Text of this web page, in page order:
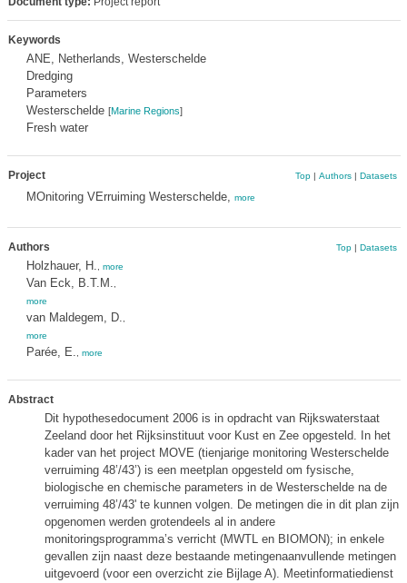
Keywords
ANE, Netherlands, Westerschelde
Dredging
Parameters
Westerschelde [Marine Regions]
Fresh water
Project Top| Authors| Datasets
MOnitoring VErruiming Westerschelde, more
Authors Top| Datasets
Holzhauer, H. more
Van Eck, B.T.M.
more
van Maldegem, D.
more
Parée, E. more
Abstract
Dit hypothesedocument 2006 is in opdracht van Rijkswaterstaat
Zeeland door het Rijksinstituut voor Kust en Zee opgesteld. In het
kader van het project MOVE (tienjarige monitoring Westerschelde
verruiming 48’/43’) is een meetplan opgesteld om fysische,
biologische en chemische parameters in de Westerschelde na de
verruiming 48’/43' te kunnen volgen. De metingen die in dit plan zijn
opgenomen werden grotendeels al in andere
monitoringsprogramma’s verricht (MWTL en BIOMON); in enkele
gevallen zijn naast deze bestaande metingenaanvullende metingen
uitgevoerd (voor een overzicht zie Bijlage A). Meetinformatiedienst